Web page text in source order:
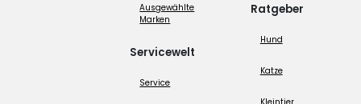
Ausgewählte
Marken
Servicewelt
Service
Ratgeber
Hund
Katze